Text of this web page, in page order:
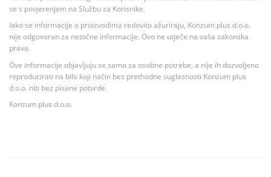
se s povjerenjem na Službu za Korisnike.
Iako se informacije o proizvodima redovito ažuriraju, Konzum plus d.o.o.
nije odgovoran za netočne informacije. Ovo ne utječe na vaša zakonska
prava.
Ove informacije objavljuju se samo za osobne potrebe, a nije ih dozvoljeno
reproducirati na bilo koji način bez prethodne suglasnosti Konzum plus
d.o.o. niti bez pisane potvrde.
Konzum plus d.o.o.